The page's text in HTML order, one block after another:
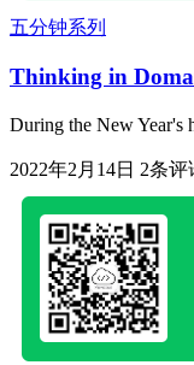
五分钟系列
Thinking in
During the New Year's
2022年2月14日 2条评